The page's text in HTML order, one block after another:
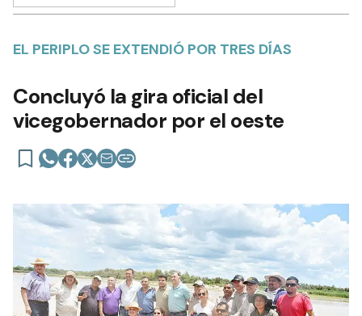
EL PERIPLO SE EXTENDIÓ POR TRES DÍAS
Concluyó la gira oficial del
vicegobernador por el oeste